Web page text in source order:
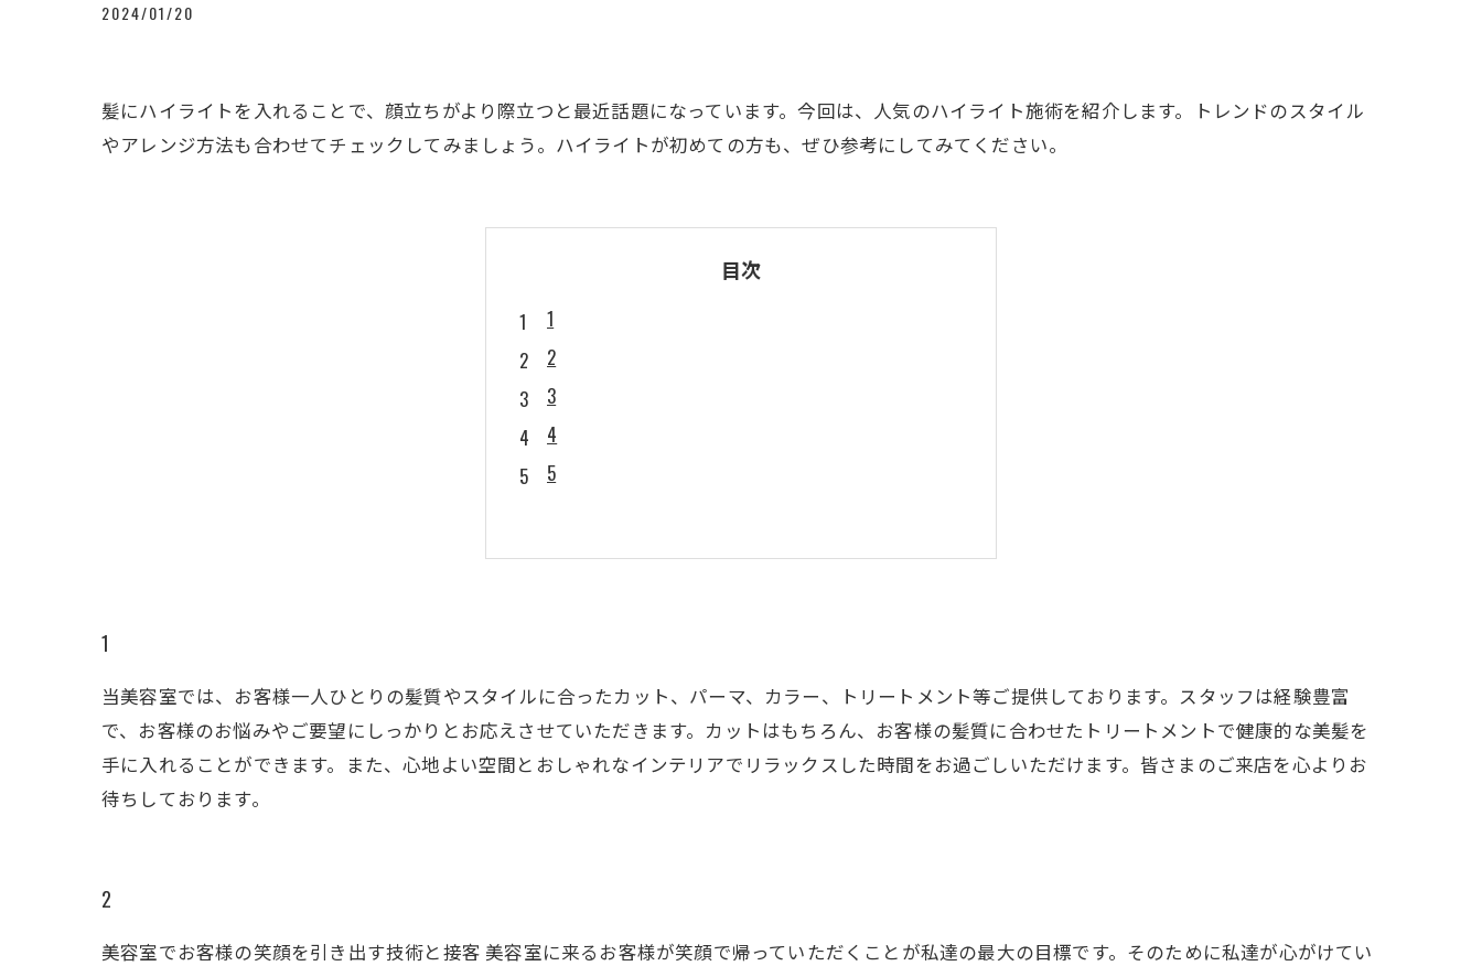
2024/01/20
髪にハイライトを入れることで、顔立ちがより際立つと最近話題になっています。今回は、人気のハイライト施術を紹介します。トレンドのスタイル
やアレンジ方法も合わせてチェックしてみましょう。ハイライトが初めての方も、ぜひ参考にしてみてください。
目次
1
2
3
4
5
1
当美容室では、お客様一人ひとりの髪質やスタイルに合ったカット、パーマ、カラー、トリートメント等ご提供しております。スタッフは経験豊富
で、お客様のお悩みやご要望にしっかりとお応えさせていただきます。カットはもちろん、お客様の髪質に合わせたトリートメントで健康的な美髪を
手に入れることができます。また、心地よい空間とおしゃれなインテリアでリラックスした時間をお過ごしいただけます。皆さまのご来店を心よりお
待ちしております。
2
美容室でお客様の笑顔を引き出す技術と接客 美容室に来るお客様が笑顔で帰っていただくことが私達の最大の目標です。そのために私達が心がけてい